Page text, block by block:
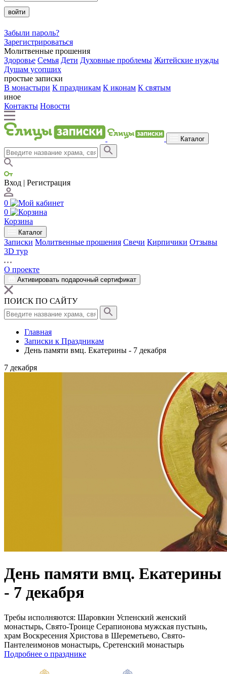
войти
Забыли пароль?
Зарегистрироваться
Молитвенные прошения
Здоровье Семья Дети Духовные проблемы Житейские нужды
Душам усопших
простые записки
В монастыри К праздникам К иконам К святым
иное
Контакты Новости
Каталог
Вход | Регистрация
0
0
Корзина
Каталог
Записки Молитвенные прошения Свечи Кирпичики Отзывы
3D тур
О проекте
Активировать подарочный сертификат
ПОИСК ПО САЙТУ
Главная
Записки к Праздникам
День памяти вмц. Екатерины - 7 декабря
7 декабря
День памяти вмц. Екатерины
- 7 декабря
Требы исполняются: Шаровкин Успенский женский
монастырь, Свято-Троице Серапионова мужская пустынь,
храм Воскресения Христова в Шереметьево, Свято-
Пантелеимонов монастырь, Сретенский монастырь
Подробнее о празднике